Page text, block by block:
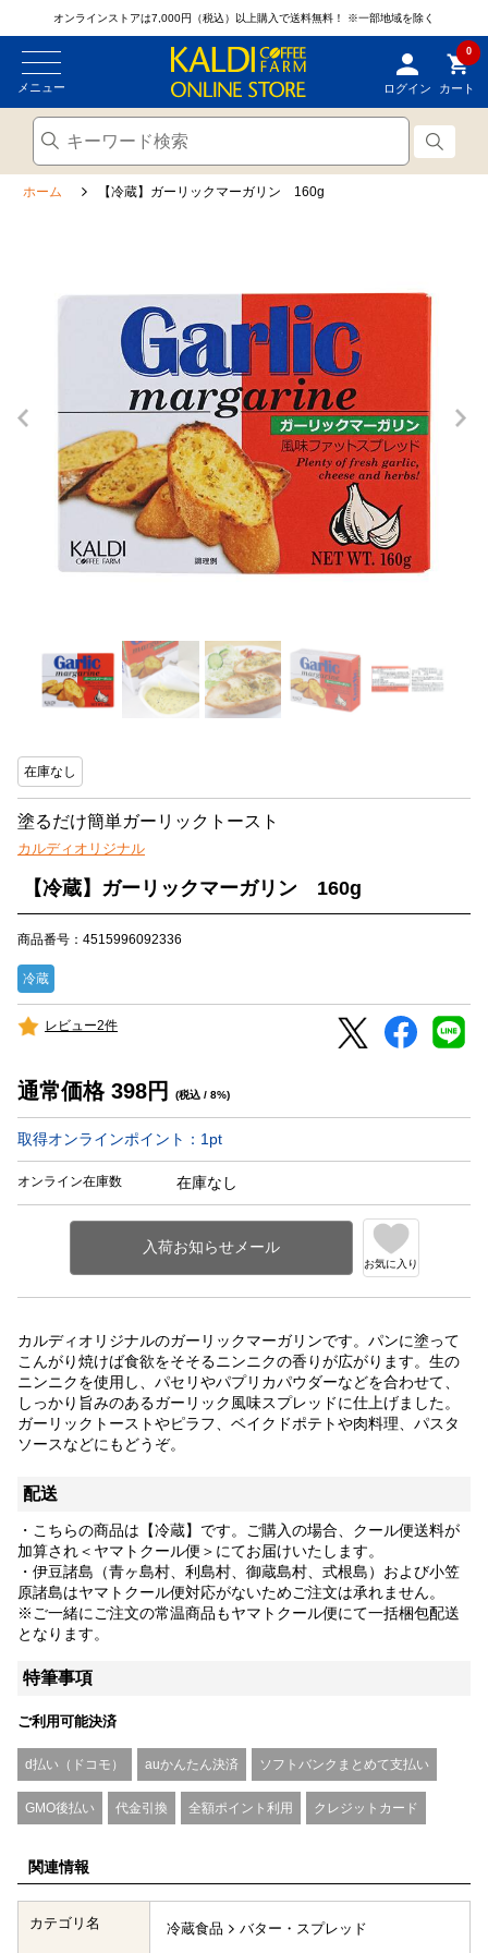
オンラインストアは7,000円（税込）以上購入で送料無料！ ※一部地域を除く
メニュー ログイン
0
カート
ホーム 【冷蔵】ガーリックマーガリン 160g
在庫なし
塗るだけ簡単ガーリックトースト
カルディオリジナル
【冷蔵】ガーリックマーガリン 160g
商品番号：4515996092336
冷蔵
レビュー2件
通常価格 398円 (税込 / 8%)
取得オンラインポイント： 1 pt
オンライン在庫数 在庫なし
お気に入り
カルディオリジナルのガーリックマーガリンです。パンに塗って
こんがり焼けば食欲をそそるニンニクの香りが広がります。生の
ニンニクを使用し、パセリやパプリカパウダーなどを合わせて、
しっかり旨みのあるガーリック風味スプレッドに仕上げました。
ガーリックトーストやピラフ、ベイクドポテトや肉料理、パスタ
ソースなどにもどうぞ。
配送
・こちらの商品は【冷蔵】です。ご購入の場合、クール便送料が
加算され＜ヤマトクール便＞にてお届けいたします。
・伊豆諸島（青ヶ島村、利島村、御蔵島村、式根島）および小笠
原諸島はヤマトクール便対応がないためご注文は承れません。
※ご一緒にご注文の常温商品もヤマトクール便にて一括梱包配送
となります。
特筆事項
ご利用可能決済
d払い（ドコモ） auかんたん決済 ソフトバンクまとめて支払い
GMO後払い 代金引換 全額ポイント利用 クレジットカード
関連情報
カテゴリ名 冷蔵食品
バター・スプレッド